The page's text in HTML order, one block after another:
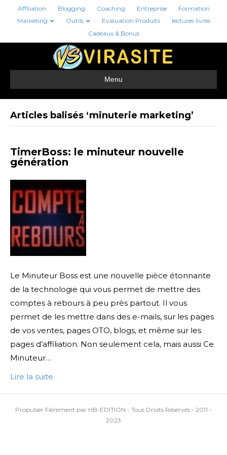
Affiliation Blogging Coaching Entreprise
Formation
Marketing
Outils Evaluation Produits
lectures livres
Cadeaux & Bonus
Menu
Articles balisés ‘minuterie marketing’
TimerBoss: le minuteur nouvelle
génération
Le Minuteur Boss est une nouvelle pièce étonnante
de la technologie qui vous permet de mettre des
comptes à rebours à peu près partout. Il vous
permet de les mettre dans des e-mails, sur les pages
de vos ventes, pages OTO, blogs, et même sur les
pages d’affiliation. Non seulement cela, mais aussi Ce
Minuteur…
Lire la suite
Propulser Fièrement par HB-EDITION - Tous Droits Réservés - 2011 -
2023